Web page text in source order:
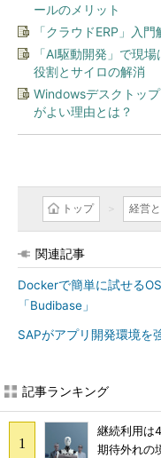
ールのメリット
「クラウドERP」入
「AI駆動開発」で現
役割とサイロの解消
Windowsデスクトッ
がよい理由とは？
トップ 経営
関連記事
Dockerで簡単に試せる
「Budibase」
SAPがアプリ開発環境
記事ランキング
継続利用は
期待外れの